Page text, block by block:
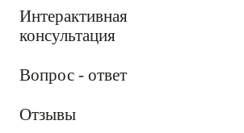
Интерактивная
консультация
Вопрос - ответ
Отзывы